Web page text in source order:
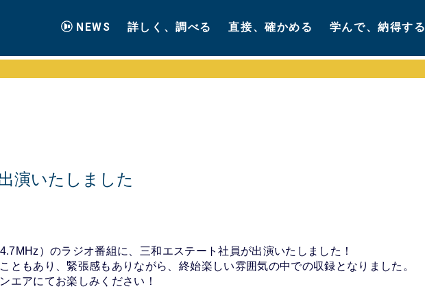
NEWS 詳しく、調べる 直接、確かめる 学んで、納得する
演いたしました
）のラジオ番組に、三和エステート社員が出演いたしました！
ともあり、緊張感もありながら、終始楽しい雰囲気の中での収録となりました。
エアにてお楽しみください！